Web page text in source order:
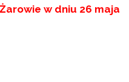
w dniu 26 maja